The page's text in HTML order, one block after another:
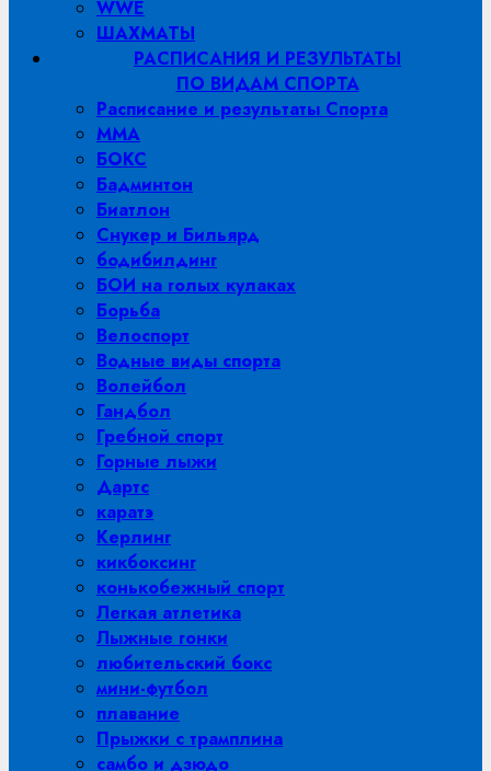
WWE
ШАХМАТЫ
РАСПИСАНИЯ И РЕЗУЛЬТАТЫ
ПО ВИДАМ СПОРТА
Расписание и результаты Спорта
MMA
БОКС
Бадминтон
Биатлон
Снукер и Бильярд
бодибилдинг
БОИ на голых кулаках
Борьба
Велоспорт
Водные виды спорта
Волейбол
Гандбол
Гребной спорт
Горные лыжи
Дартс
каратэ
Керлинг
кикбоксинг
конькобежный спорт
Легкая атлетика
Лыжные гонки
любительский бокс
мини-футбол
плавание
Прыжки с трамплина
самбо и дзюдо